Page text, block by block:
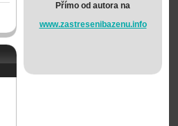
Přímo od autora na
www.zastresenibazenu.info